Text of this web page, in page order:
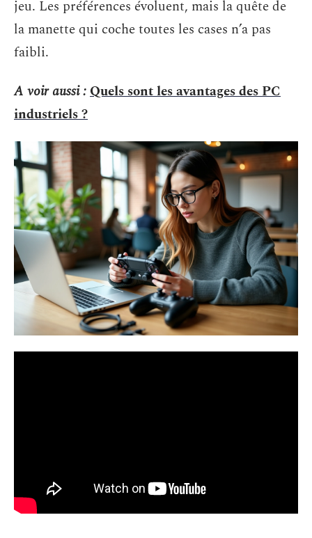
jeu. Les préférences évoluent, mais la quête de
la manette qui coche toutes les cases n’a pas
faibli.
A voir aussi :Quels sont les avantages des PC
industriels ?